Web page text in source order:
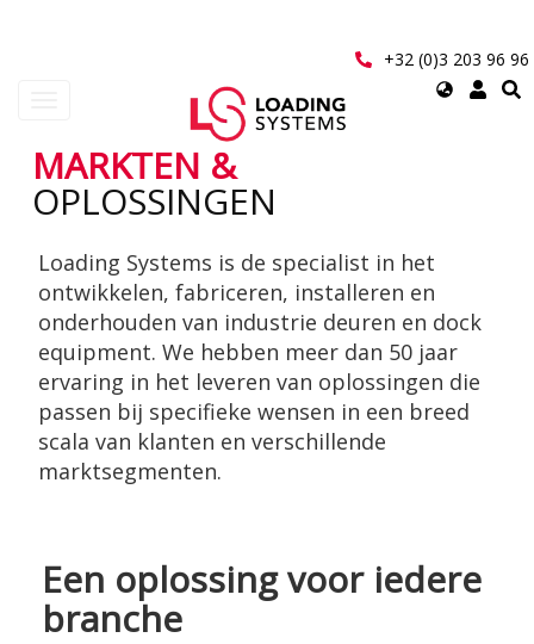
+32 (0)3 203 96 96
Select
User
menu
MARKTEN &
OPLOSSINGEN
Loading Systems is de specialist in het
ontwikkelen, fabriceren, installeren en
onderhouden van industrie deuren en dock
equipment. We hebben meer dan 50 jaar
ervaring in het leveren van oplossingen die
passen bij specifieke wensen in een breed
scala van klanten en verschillende
marktsegmenten.
Een oplossing voor iedere
branche